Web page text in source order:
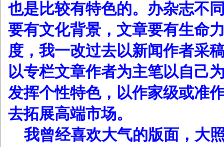
也是比较有特色的。办杂志不
要有文化背景，文章要有生命
度，我一改过去以新闻作者采
以专栏文章作者为主笔以自己
发挥个性特色，以作家级或准
去拓展高端市场。
我曾经喜欢大气的版面，大